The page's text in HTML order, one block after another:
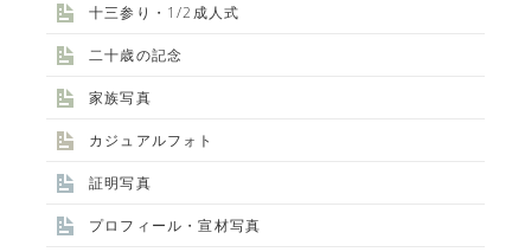
PHOTO STUDIO KANEKO
十三参り・1/2成人式
二十歳の記念
家族写真
カジュアルフォト
証明写真
プロフィール・宣材写真